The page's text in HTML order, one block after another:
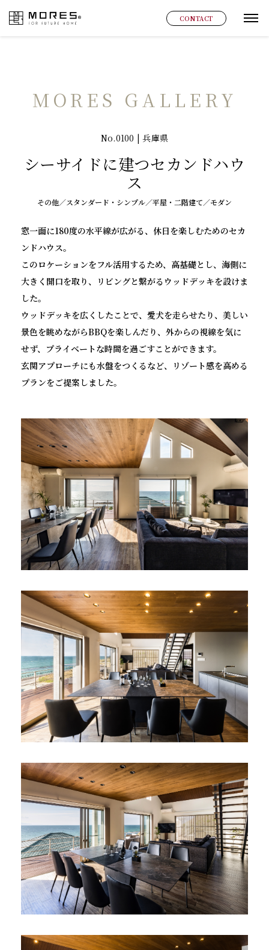
MORES CONTACT グ
MORES GALLERY
No.0100 | 兵庫県
シーサイドに建つセカンドハウ
ス
その他／スタンダード・シンプル／平屋・二階建て／モダン
窓一面に180度の水平線が広がる、休日を楽しむためのセカ
ンドハウス。
このロケーションをフル活用するため、高基礎とし、海側に
大きく開口を取り、リビングと繋がるウッドデッキを設けま
した。
ウッドデッキを広くしたことで、愛犬を走らせたり、美しい
景色を眺めながらBBQを楽しんだり、外からの視線を気に
せず、プライベートな時間を過ごすことができます。
玄関アプローチにも水盤をつくるなど、リゾート感を高める
プランをご提案しました。